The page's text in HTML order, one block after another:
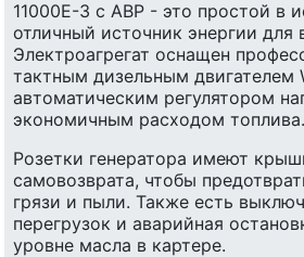
11000E-3 с АВР - это простой в
отличный источник энергии для
Электроагрегат оснащен
тактным дизельным двигателем
автоматическим регулятором
экономичным расходом топлива.
Розетки генератора имеют
самовозврата, чтобы
грязи и пыли. Также есть
перегрузок и аварийная
уровне масла в картере.